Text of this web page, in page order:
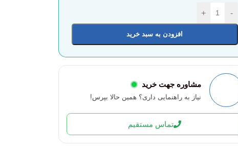
-
+
افزودن به سبد خرید
مشاوره جهت خرید
نیاز به راهنمایی داری؟ همین حالا بپرس!
تماس مستقیم